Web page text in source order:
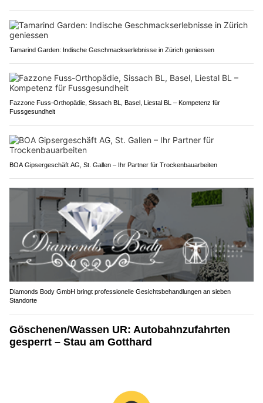
Tamarind Garden: Indische Geschmackserlebnisse in Zürich geniessen
Fazzone Fuss-Orthopädie, Sissach BL, Basel, Liestal BL – Kompetenz für
Fussgesundheit
BOA Gipsergeschäft AG, St. Gallen – Ihr Partner für Trockenbauarbeiten
Diamonds Body GmbH bringt professionelle Gesichtsbehandlungen an sieben
Standorte
Göschenen/Wassen UR: Autobahnzufahrten
gesperrt – Stau am Gotthard